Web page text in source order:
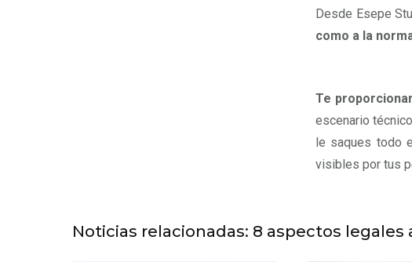
Desde Esepe
como a la
Te
escenario
le saques todo
visibles por tus
Noticias relacionadas: 8 aspectos